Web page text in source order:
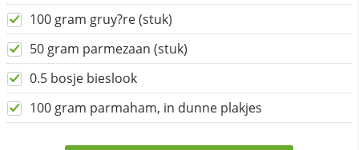
100 gram gruy?re (stuk)
50 gram parmezaan (stuk)
0.5 bosje bieslook
100 gram parmaham, in dunne plakjes